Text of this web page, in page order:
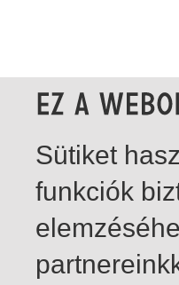
Sütiket
funkciók